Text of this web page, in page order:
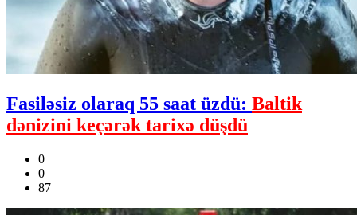
Fasiləsiz olaraq 55 saat üzdü: Baltik
dənizini keçərək tarixə düşdü
0
0
87